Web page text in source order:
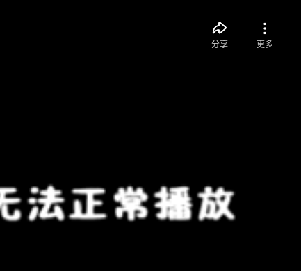
分享 更多